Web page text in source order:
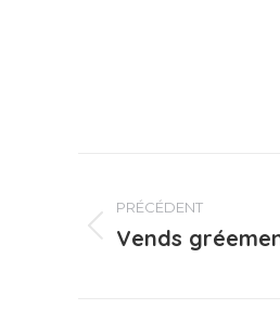
article
PRÉCÉDENT
Article
Vends